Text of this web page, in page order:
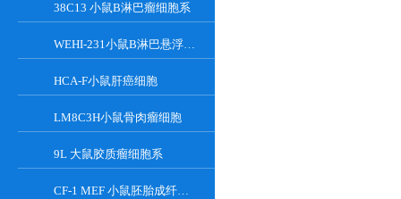
38C13 小鼠B淋巴瘤细胞系
WEHI-231小鼠B淋巴悬浮细胞系
HCA-F小鼠肝癌细胞
LM8C3H小鼠骨肉瘤细胞
9L 大鼠胶质瘤细胞系
CF-1 MEF 小鼠胚胎成纤维细胞系